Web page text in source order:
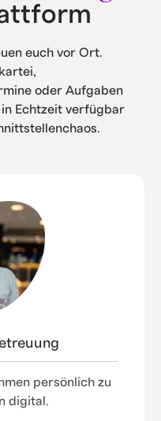
euch vor Ort.
oder Aufgaben
Echtzeit verfügbar
persönlich zu
digital.